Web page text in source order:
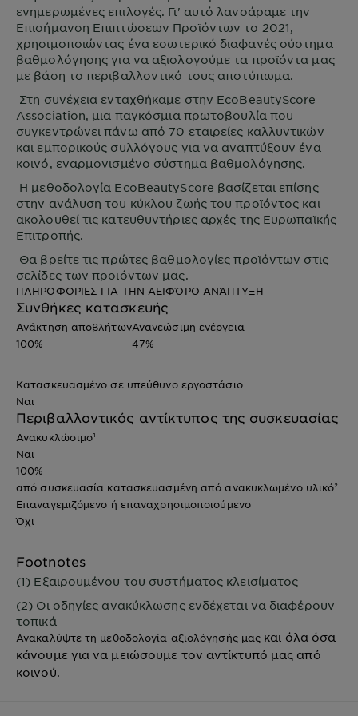
ενημερωμένες επιλογές. Γι' αυτό λανσάραμε την
Επισήμανση Επιπτώσεων Προϊόντων το 2021,
χρησιμοποιώντας ένα εσωτερικό διαφανές σύστημα
βαθμολόγησης για να αξιολογούμε τα προϊόντα μας
με βάση το περιβαλλοντικό τους αποτύπωμα.
Στη συνέχεια ενταχθήκαμε στην EcoBeautyScore
Association, μια παγκόσμια πρωτοβουλία που
συγκεντρώνει πάνω από 70 εταιρείες καλλυντικών
και εμπορικούς συλλόγους για να αναπτύξουν ένα
κοινό, εναρμονισμένο σύστημα βαθμολόγησης.
Η μεθοδολογία EcoBeautyScore βασίζεται επίσης
στην ανάλυση του κύκλου ζωής του προϊόντος και
ακολουθεί τις κατευθυντήριες αρχές της Ευρωπαϊκής
Επιτροπής.
Θα βρείτε τις πρώτες βαθμολογίες προϊόντων στις
σελίδες των προϊόντων μας.
ΠΛΗΡΟΦΟΡΊΕΣ ΓΙΑ ΤΗΝ ΑΕΙΦΌΡΟ ΑΝΆΠΤΥΞΗ
Συνθήκες κατασκευής
Ανάκτηση αποβλήτων
100%
Ανανεώσιμη ενέργεια
47%
Κατασκευασμένο σε υπεύθυνο εργοστάσιο.
Ναι
Περιβαλλοντικός αντίκτυπος της συσκευασίας
Ανακυκλώσιμο¹
Ναι
100%
από συσκευασία κατασκευασμένη από ανακυκλωμένο υλικό²
Επαναγεμιζόμενο ή επαναχρησιμοποιούμενο
Όχι
Footnotes
(1) Εξαιρουμένου του συστήματος κλεισίματος
(2) Οι οδηγίες ανακύκλωσης ενδέχεται να διαφέρουν
τοπικά
Ανακαλύψτε τη μεθοδολογία αξιολόγησής μας και όλα όσα
κάνουμε για να μειώσουμε τον αντίκτυπό μας από
κοινού.